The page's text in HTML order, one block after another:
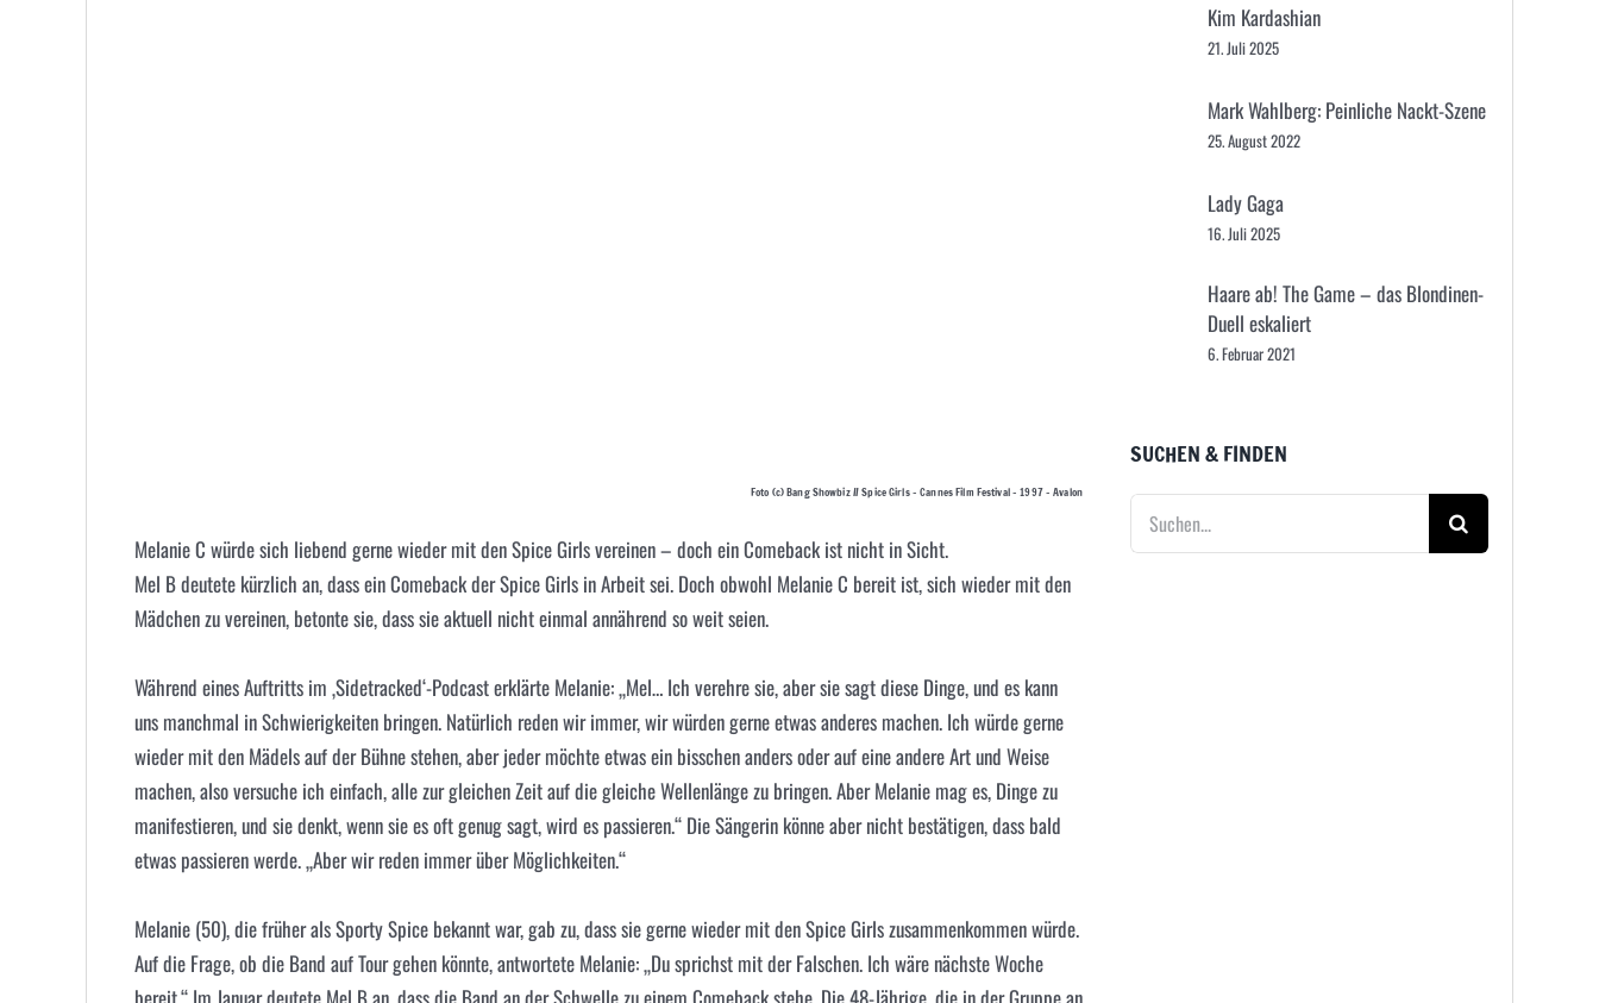
Foto (c) Bang Showbiz // Spice Girls – Cannes Film Festival – 1997 – Avalon
Melanie C würde sich liebend gerne wieder mit den Spice Girls vereinen – doch ein Comeback ist nicht in Sicht.
Mel B deutete kürzlich an, dass ein Comeback der Spice Girls in Arbeit sei. Doch obwohl Melanie C bereit ist, sich wieder mit den
Mädchen zu vereinen, betonte sie, dass sie aktuell nicht einmal annährend so weit seien.
Während eines Auftritts im ‚Sidetracked‘-Podcast erklärte Melanie: „Mel… Ich verehre sie, aber sie sagt diese Dinge, und es kann
uns manchmal in Schwierigkeiten bringen. Natürlich reden wir immer, wir würden gerne etwas anderes machen. Ich würde gerne
wieder mit den Mädels auf der Bühne stehen, aber jeder möchte etwas ein bisschen anders oder auf eine andere Art und Weise
machen, also versuche ich einfach, alle zur gleichen Zeit auf die gleiche Wellenlänge zu bringen. Aber Melanie mag es, Dinge zu
manifestieren, und sie denkt, wenn sie es oft genug sagt, wird es passieren.“ Die Sängerin könne aber nicht bestätigen, dass bald
etwas passieren werde. „Aber wir reden immer über Möglichkeiten.“
Melanie (50), die früher als Sporty Spice bekannt war, gab zu, dass sie gerne wieder mit den Spice Girls zusammenkommen würde.
Auf die Frage, ob die Band auf Tour gehen könnte, antwortete Melanie: „Du sprichst mit der Falschen. Ich wäre nächste Woche
Kim Kardashian
21. Juli 2025
Mark Wahlberg: Peinliche Nackt-Szene
25. August 2022
Lady Gaga
16. Juli 2025
Haare ab! The Game – das Blondinen-
Duell eskaliert
6. Februar 2021
SUCHEN & FINDEN
Suche
nach: